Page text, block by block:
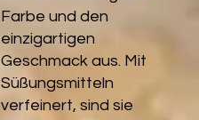
Farbe und den
einzigartigen
Geschmack aus. Mit
Süßungsmitteln
verfeinert, sind sie